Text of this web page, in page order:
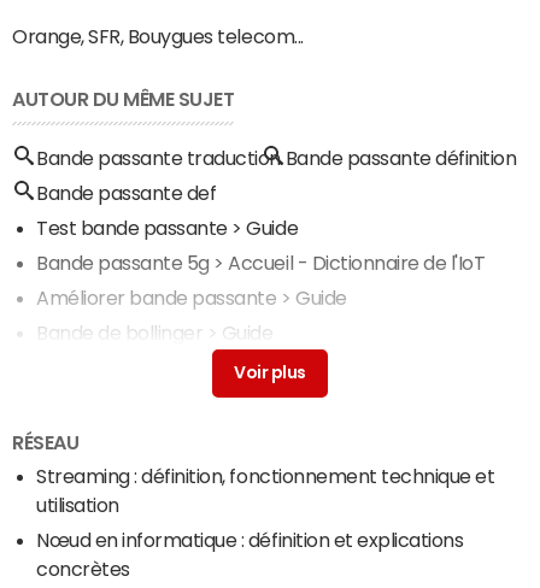
Orange, SFR, Bouygues telecom...
AUTOUR DU MÊME SUJET
Bande passante traduction Bande passante définition
Bande passante def
Test bande passante> Guide
Bande passante 5g > Accueil - Dictionnaire de l'IoT
Améliorer bande passante > Guide
Bande de bollinger > Guide
> Guide
RÉSEAU
Streaming : définition, fonctionnement technique et
utilisation
Nœud en informatique : définition et explications
concrètes